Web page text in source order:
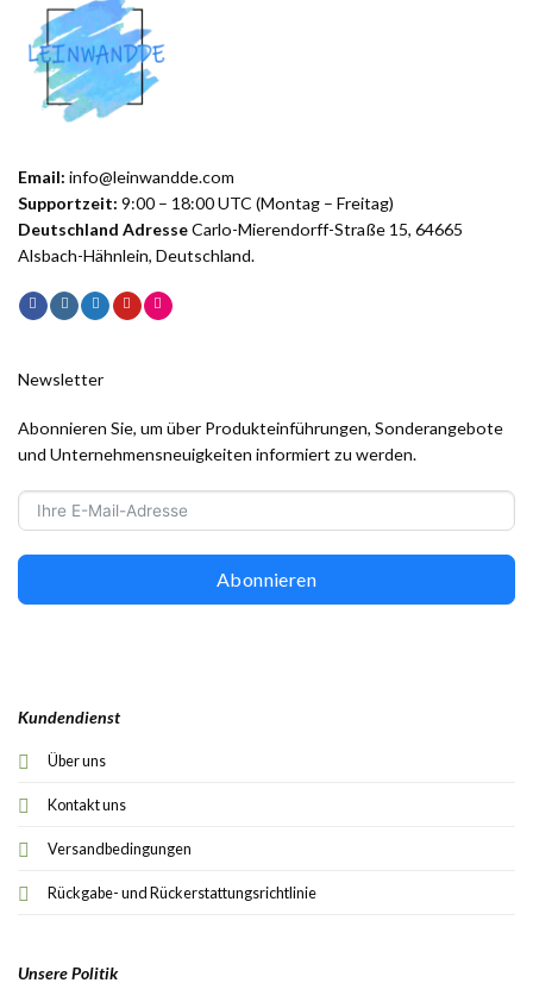
Email: info@leinwandde.com
Supportzeit: 9:00 – 18:00 UTC (Montag – Freitag)
Deutschland AdresseCarlo-Mierendorff-Straße 15, 64665
Alsbach-Hähnlein, Deutschland.
Kundendienst
Über uns
Kontakt uns
Versandbedingungen
Rückgabe- und Rückerstattungsrichtlinie
Unsere Politik
Newsletter
Abonnieren Sie, um über Produkteinführungen, Sonderangebote
und Unternehmensneuigkeiten informiert zu werden.
Abonnieren